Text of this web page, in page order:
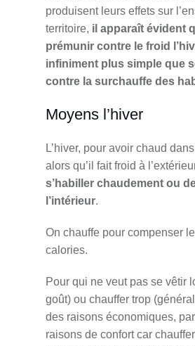
produisent leurs effets sur
territoire, il apparaît évident
prémunir contre le froid
infiniment plus simple que
contre la surchauffe des
Moyens l’hiver
L’hiver, pour avoir chaud
alors qu’il fait froid à
s’habiller chaudement ou
l’intérieur.
On chauffe pour compenser
calories.
Pour qui ne veut pas se vêtir
goût) ou chauffer trop
des raisons économiques,
raisons de confort car